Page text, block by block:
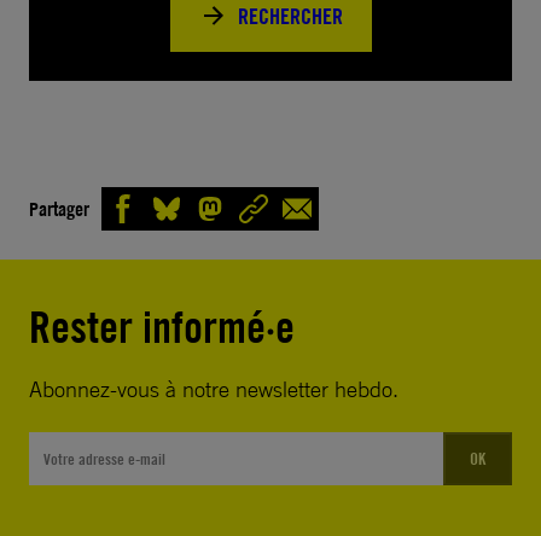
RECHERCHER
Partager
Rester informé·e
Abonnez-vous à notre newsletter hebdo.
OK